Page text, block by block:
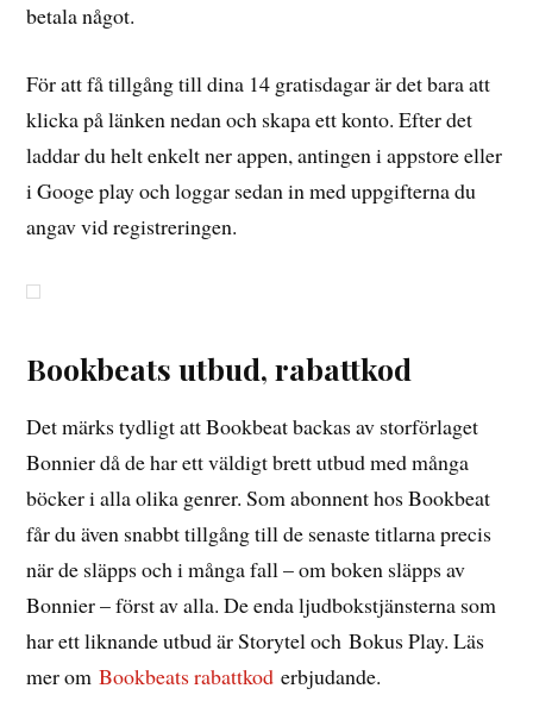
betala något.
För att få tillgång till dina 14 gratisdagar är det bara att
klicka på länken nedan och skapa ett konto. Efter det
laddar du helt enkelt ner appen, antingen i appstore eller
i Googe play och loggar sedan in med uppgifterna du
angav vid registreringen.
Bookbeats utbud, rabattkod
Det märks tydligt att Bookbeat backas av storförlaget
Bonnier då de har ett väldigt brett utbud med många
böcker i alla olika genrer. Som abonnent hos Bookbeat
får du även snabbt tillgång till de senaste titlarna precis
när de släpps och i många fall – om boken släpps av
Bonnier – först av alla. De enda ljudbokstjänsterna som
har ett liknande utbud är Storytel och Bokus Play. Läs
mer omBookbeats rabattkod erbjudande.